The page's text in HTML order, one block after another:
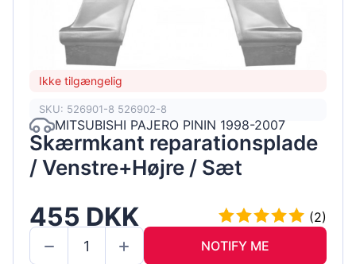
Ikke tilgængelig
SKU: 526901-8 526902-8
MITSUBISHI PAJERO PININ 1998-2007
Skærmkant reparationsplade
/ Venstre+Højre / Sæt
455 DKK
(2)
NOTIFY ME